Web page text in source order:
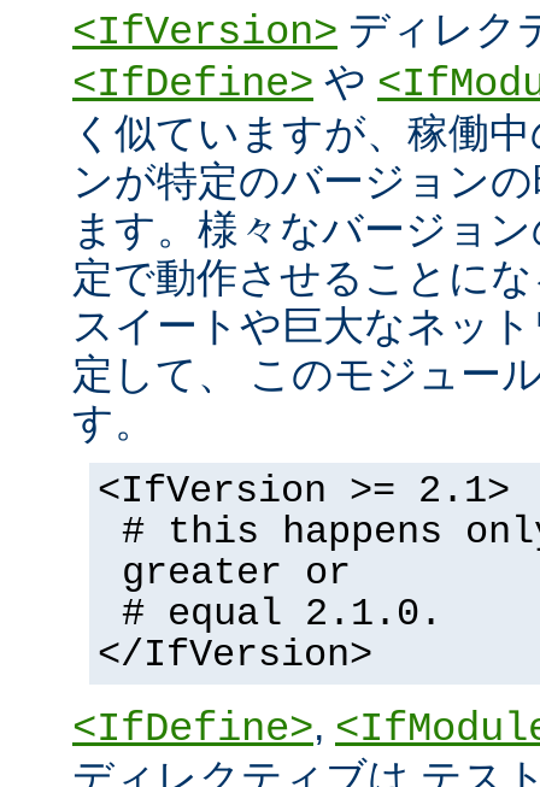
<IfVersion> ディレク
<IfDefine> や
く似ていますが、稼働
ンが特定のバージョン
ます。様々なバージョ
定で動作させることに
スイートや巨大なネッ
定して、 このモジュー
す。
<IfVersion >= 2.1>
# this happens
greater or
# equal 2.1.0.
</IfVersion>
<IfDefine>,
ディレクティブは テス